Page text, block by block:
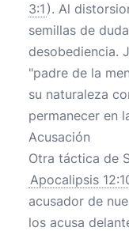
3:1 ). Al
semillas de
desobediencia.
"padre de la
su naturaleza
permanecer en
Acusación
Otra táctica de
Apocalipsis
acusador de
los acusa